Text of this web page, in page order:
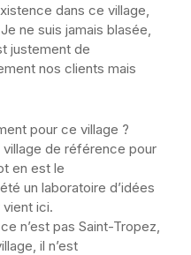
dans ce village,
ne suis jamais blasée,
justement de
nos clients mais
pour ce village ?
de référence pour
en est le
un laboratoire d’idées
ici.
n’est pas Saint-Tropez,
il n’est